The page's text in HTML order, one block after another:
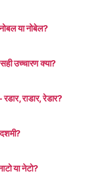
या नोबेल?
उच्चारण क्या?
राडार, रेडार?
या नेटो?